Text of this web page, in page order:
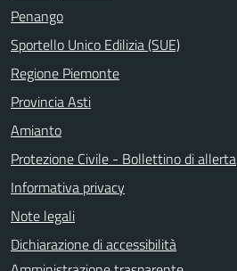
Penango
Sportello Unico Edilizia (SUE)
Regione Piemonte
Provincia Asti
Amianto
Protezione Civile - Bollettino di allerta
Informativa privacy
Note legali
Dichiarazione di accessibilità